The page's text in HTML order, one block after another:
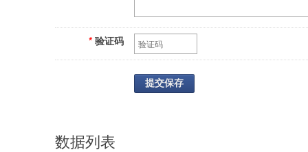
* 验证码
提交保存
数据列表